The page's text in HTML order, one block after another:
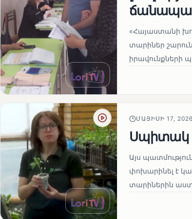
«Հայաստանի
տարիներ
իրավունքների
ՄԱՅԻՍԻ 17, 2026
Սպիտակ
Այս
փոխարինել է
տարիներին